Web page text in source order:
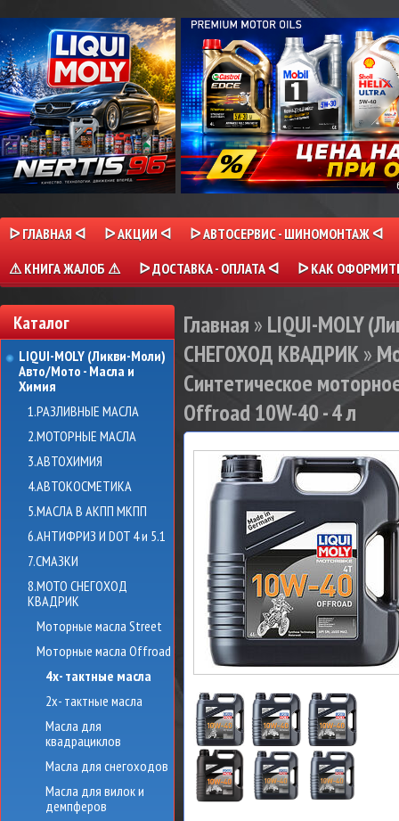
ᐅ ГЛАВНАЯ ᐊ ᐅ АКЦИИ ᐊ
ᐅ АВТОСЕРВИС - ШИНОМОНТАЖ ᐊ
⚠ КНИГА ЖАЛОБ ⚠
ᐅ ДОСТАВКА - ОПЛАТА ᐊ ᐅ КАК
Каталог
LIQUI-MOLY (Ликви-Моли)
Авто/Мото - Масла и
Химия
1.РАЗЛИВНЫЕ МАСЛА
2.МОТОРНЫЕ МАСЛА
3.АВТОХИМИЯ
4.АВТОКОСМЕТИКА
5.МАСЛА В АКПП МКПП
6.АНТИФРИЗ И DOT 4 и 5.1
7.СМАЗКИ
8.МОТО СНЕГОХОД
КВАДРИК
Моторные масла Street
Моторные масла Offroad
4х- тактные масла
2х- тактные масла
Масла для
квадрациклов
Масла для снегоходов
Масла для вилок и
демпферов
Главная » LIQUI-MOLY
СНЕГОХОД КВАДРИК»
Синтетическое
Offroad 10W-40 - 4 л